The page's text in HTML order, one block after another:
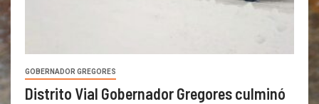
GOBERNADOR GREGORES
Distrito Vial Gobernador Gregores culminó